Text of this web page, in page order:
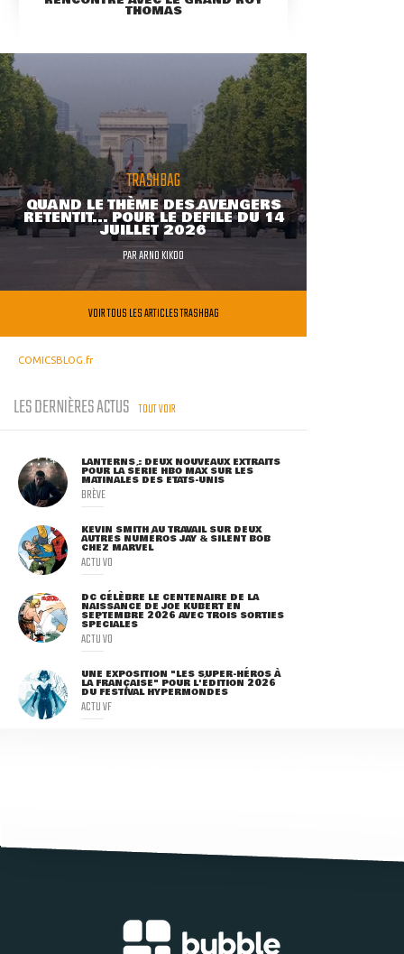
THOMAS
TRASHBAG
QUAND LE THÈME DES AVENGERS
RETENTIT... POUR LE DÉFILÉ DU 14
JUILLET 2026
PARARNO KIKOO
VOIR TOUS LES ARTICLES TRASHBAG
COMICSBLOG.fr
LES DERNIÈRES ACTUS TOUT VOIR
LANTERNS : DEUX NOUVEAUX EXTRAITS
POUR LA SÉRIE HBO MAX SUR LES
MATINALES DES ETATS-UNIS
BRÈVE
KEVIN SMITH AU TRAVAIL SUR DEUX
AUTRES NUMÉROS JAY & SILENT BOB
CHEZ MARVEL
ACTU VO
DC CÉLÈBRE LE CENTENAIRE DE LA
NAISSANCE DE JOE KUBERT EN
SEPTEMBRE 2026 AVEC TROIS SORTIES
SPÉCIALES
ACTU VO
UNE EXPOSITION "LES SUPER-HÉROS À
LA FRANÇAISE" POUR L'ÉDITION 2026
DU FESTIVAL HYPERMONDES
ACTU VF